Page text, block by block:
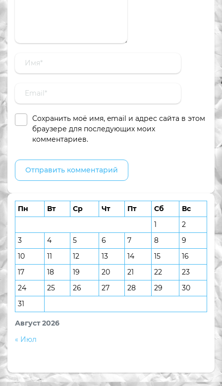
Сохранить моё имя, email и адрес сайта в этом
браузере для последующих моих
комментариев.
Август 2026
Пн Вт Ср Чт Пт Сб
Вс
1
2
3
4 5 6 7 8
9
10
11 12 13 14 15
16
17
18 19 20 21 22
23
24
25 26 27 28 29
30
31
« Июл